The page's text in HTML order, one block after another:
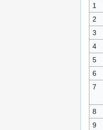
1
2
3
4
5
6
7
8
9